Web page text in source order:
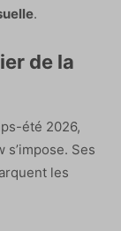
.
de la
été 2026,
s’impose. Ses
les